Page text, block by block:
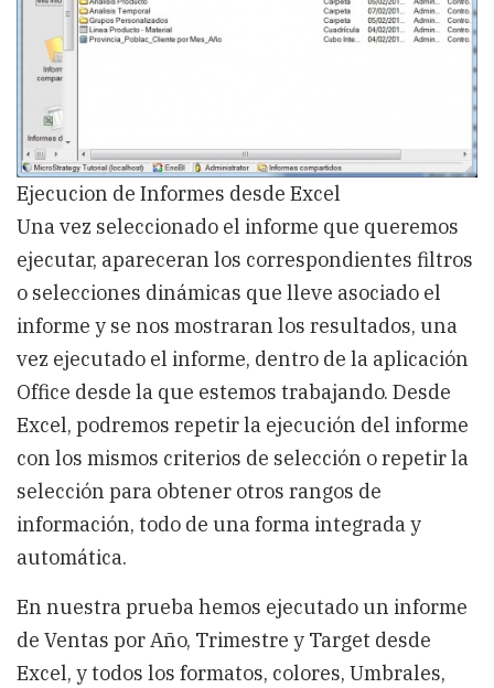
Ejecucion de Informes desde Excel
Una vez seleccionado el informe que queremos
ejecutar, apareceran los correspondientes filtros
o selecciones dinámicas que lleve asociado el
informe y se nos mostraran los resultados, una
vez ejecutado el informe, dentro de la aplicación
Office desde la que estemos trabajando. Desde
Excel, podremos repetir la ejecución del informe
con los mismos criterios de selección o repetir la
selección para obtener otros rangos de
información, todo de una forma integrada y
automática.
En nuestra prueba hemos ejecutado un informe
de Ventas por Año, Trimestre y Target desde
Excel, y todos los formatos, colores, Umbrales,